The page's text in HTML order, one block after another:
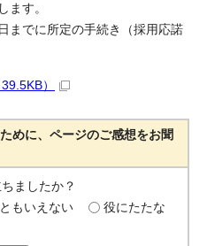
ます。
までに所定の手続き（採用応諾
）
めに、ページのご感想をお聞
ましたか？
もいえない
役にたたな